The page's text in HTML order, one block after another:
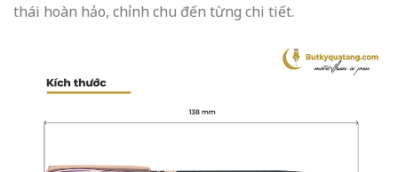
thái hoàn hảo, chỉnh chu đến từng chi tiết.